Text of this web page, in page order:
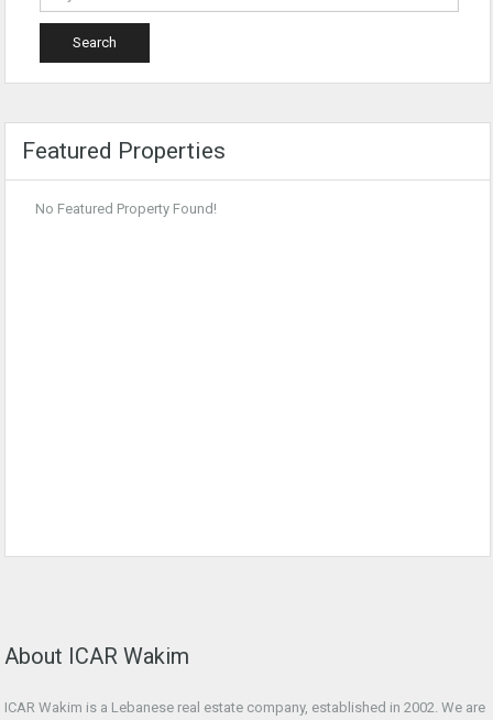
Featured Properties
No Featured Property Found!
About ICAR Wakim
ICAR Wakim is a Lebanese real estate company, established in 2002. We are